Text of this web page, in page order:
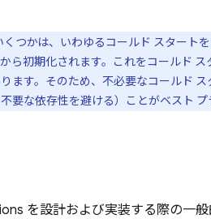
つかは、いわゆるコールド スタートを
ら初期化されます。これをコールド
ます。そのため、不必要なコールド
要な依存性を避ける）ことがベスト プ
を設計および実装する際の一